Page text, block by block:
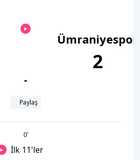
-
Paylaş
Ümraniyespor
2
0’
İlk 11'ler